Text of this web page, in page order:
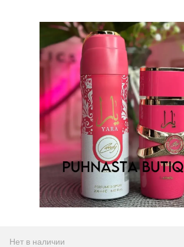
Нет в наличии